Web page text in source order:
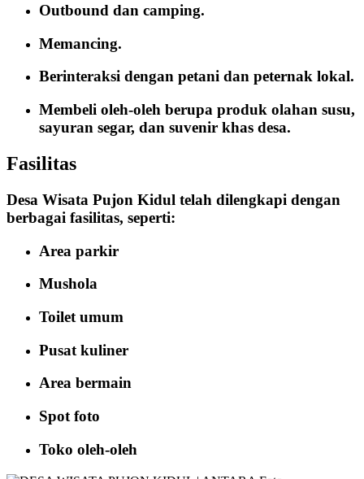
Outbound dan camping.
Memancing.
Berinteraksi dengan petani dan peternak lokal.
Membeli oleh-oleh berupa produk olahan susu,
sayuran segar, dan suvenir khas desa.
Fasilitas
Desa Wisata Pujon Kidul telah dilengkapi dengan
berbagai fasilitas, seperti:
Area parkir
Mushola
Toilet umum
Pusat kuliner
Area bermain
Spot foto
Toko oleh-oleh